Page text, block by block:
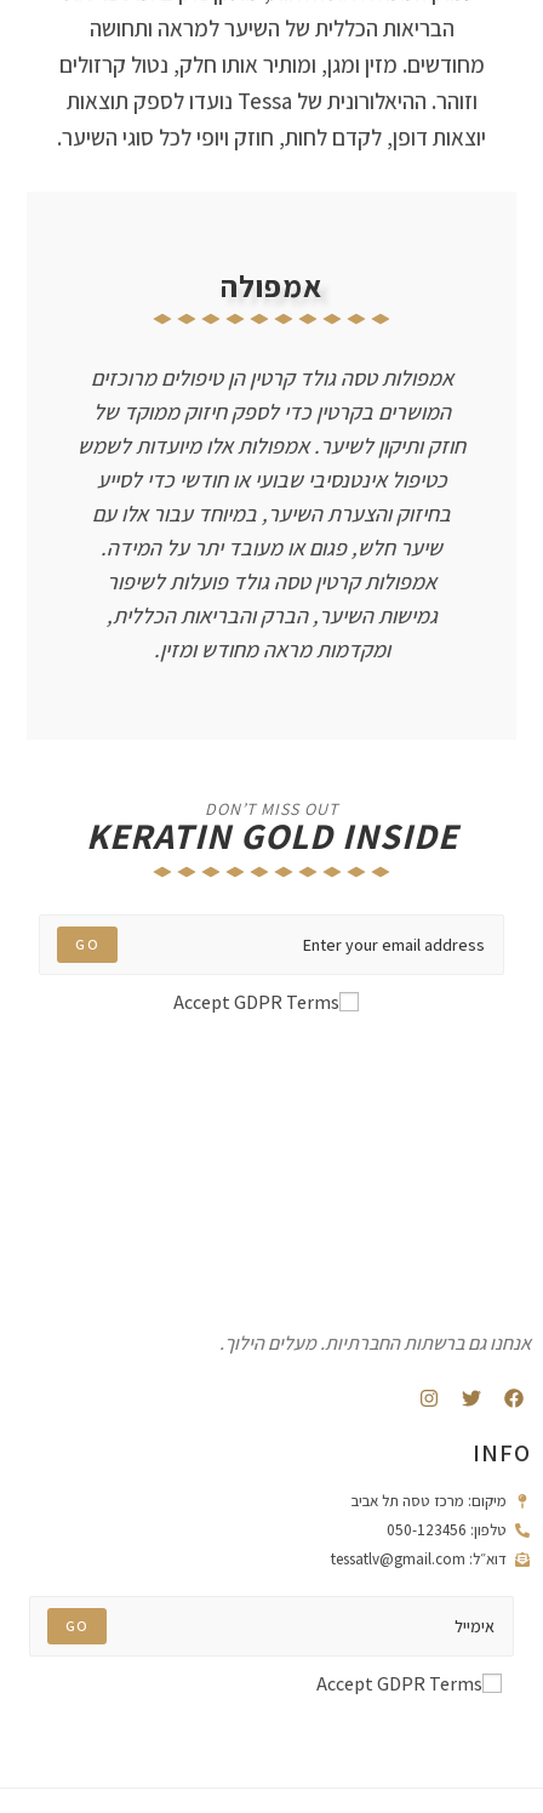
הבריאות הכללית של השיער למראה ותחושה
מחודשים. מזין ומגן, ומותיר אותו חלק, נטול קרזולים
וזוהר. ההיאלורונית של Tessa נועדו לספק תוצאות
יוצאות דופן, לקדם לחות, חוזק ויופי לכל סוגי השיער.
אמפולה
אמפולות טסה גולד קרטין הן טיפולים מרוכזים
המושרים בקרטין כדי לספק חיזוק ממוקד של
חוזק ותיקון לשיער. אמפולות אלו מיועדות לשמש
כטיפול אינטנסיבי שבועי או חודשי כדי לסייע
בחיזוק והצערת השיער, במיוחד עבור אלו עם
שיער חלש, פגום או מעובד יתר על המידה.
אמפולות קרטין טסה גולד פועלות לשיפור
גמישות השיער, הברק והבריאות הכללית,
ומקדמות מראה מחודש ומזין.
DON’T MISS OUT
KERATIN GOLD INSIDE
GO
Accept GDPR Terms
אנחנו גם ברשתות החברתיות. מעלים הילוך.
INFO
מיקום: מרכז טסה תל אביב
טלפון: 050-123456
דוא״ל: tessatlv@gmail.com
GO
Accept GDPR Terms